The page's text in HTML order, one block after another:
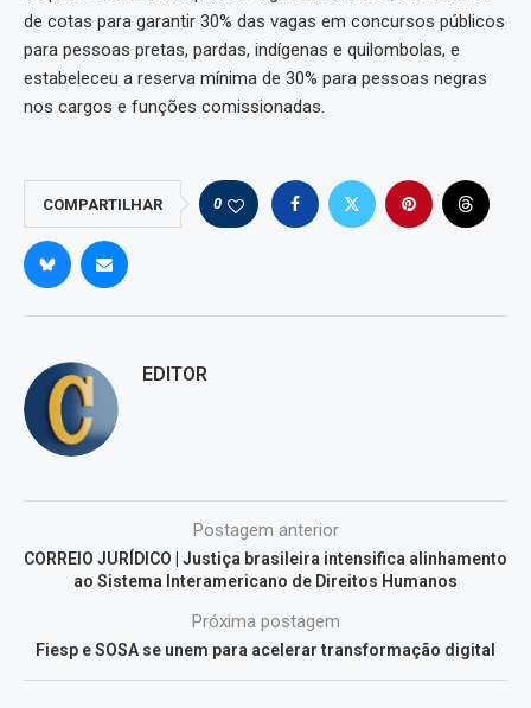
de cotas para garantir 30% das vagas em concursos públicos
para pessoas pretas, pardas, indígenas e quilombolas, e
estabeleceu a reserva mínima de 30% para pessoas negras
nos cargos e funções comissionadas.
COMPARTILHAR 0
EDITOR
Postagem anterior
CORREIO JURÍDICO | Justiça brasileira intensifica alinhamento
ao Sistema Interamericano de Direitos Humanos
Próxima postagem
Fiesp e SOSA se unem para acelerar transformação digital